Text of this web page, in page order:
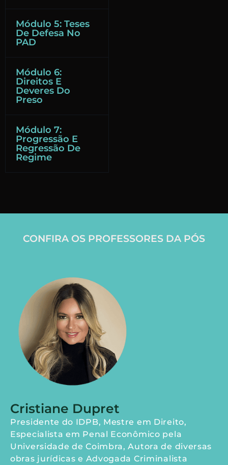
Módulo 5: Teses
De Defesa No
PAD
Módulo 6:
Direitos E
Deveres Do
Preso
Módulo 7:
Progressão E
Regressão De
Regime
CONFIRA OS PROFESSORES DA PÓS
Cristiane Dupret
Presidente do IDPB, Mestre em Direito,
Especialista em Penal Econômico pela
Universidade de Coimbra, Autora de diversas
obras jurídicas e Advogada Criminalista